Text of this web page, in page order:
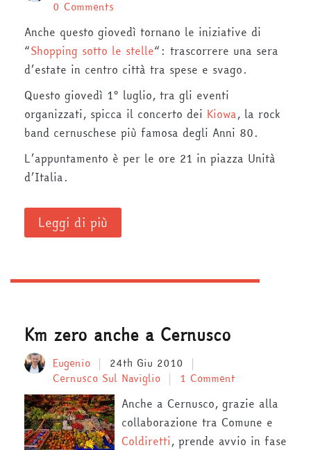
0 Comments
Anche questo giovedì tornano le iniziative di
“Shopping sotto le stelle“: trascorrere una sera
d’estate in centro città tra spese e svago.
Questo giovedì 1° luglio, tra gli eventi
organizzati, spicca il concerto dei Kiowa, la rock
band cernuschese più famosa degli Anni 80.
L’appuntamento è per le ore 21 in piazza Unità
d’Italia.
Leggi di più
Km zero anche a Cernusco
Eugenio
24th Giu 2010
Cernusco Sul Naviglio
1 Comment
Anche a Cernusco, grazie alla
collaborazione tra Comune e
Coldiretti, prende avvio in fase